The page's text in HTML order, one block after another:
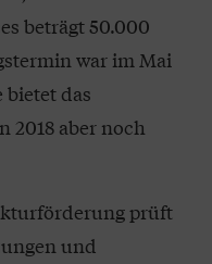
beträgt 50.000
war im Mai
bietet das
aber noch
prüft
und